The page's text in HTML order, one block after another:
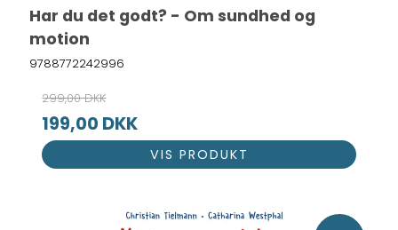
Har du det godt? - Om sundhed og
motion
9788772242996
299,00 DKK
199,00 DKK
VIS PRODUKT